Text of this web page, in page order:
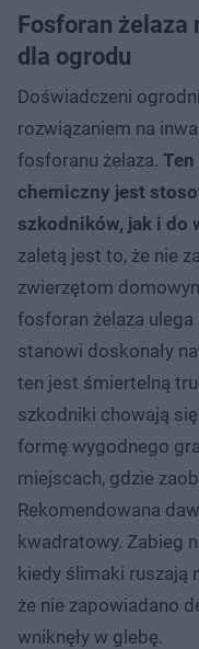
Fosforan żelaza
dla ogrodu
Doświadczeni
rozwiązaniem na
fosforanu żelaza.
chemiczny jest
szkodników, jak i do
zaletą jest to, że nie
zwierzętom
fosforan żelaza ulega
stanowi doskonały
ten jest śmiertelną
szkodniki chowają
formę wygodnego
miejscach, gdzie
Rekomendowana
kwadratowy. Zabieg
kiedy ślimaki ruszają
że nie zapowiadano
wniknęły w glebę.